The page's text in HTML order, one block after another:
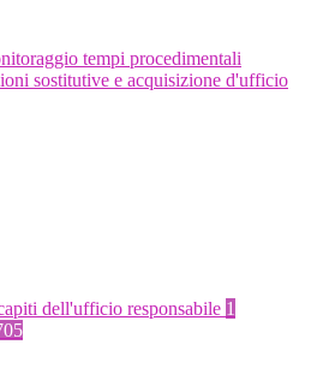
tempi procedimentali
sostitutive e acquisizione d'ufficio
dell'ufficio responsabile 1